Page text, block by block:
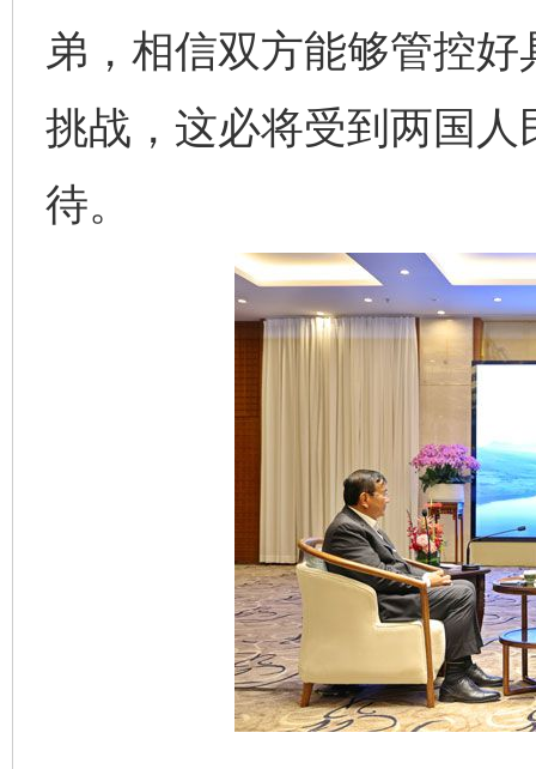
弟，相信双方能够管控
挑战，这必将受到两国
待。